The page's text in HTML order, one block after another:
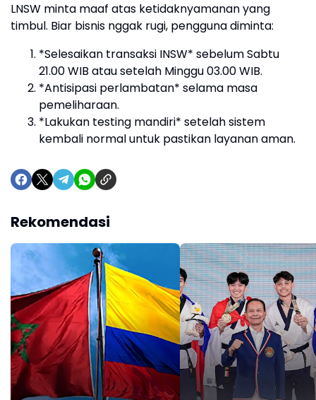
LNSW minta maaf atas ketidaknyamanan yang
timbul. Biar bisnis nggak rugi, pengguna diminta:
*Selesaikan transaksi INSW* sebelum Sabtu
21.00 WIB atau setelah Minggu 03.00 WIB.
*Antisipasi perlambatan* selama masa
pemeliharaan.
*Lakukan testing mandiri* setelah sistem
kembali normal untuk pastikan layanan aman.
Rekomendasi